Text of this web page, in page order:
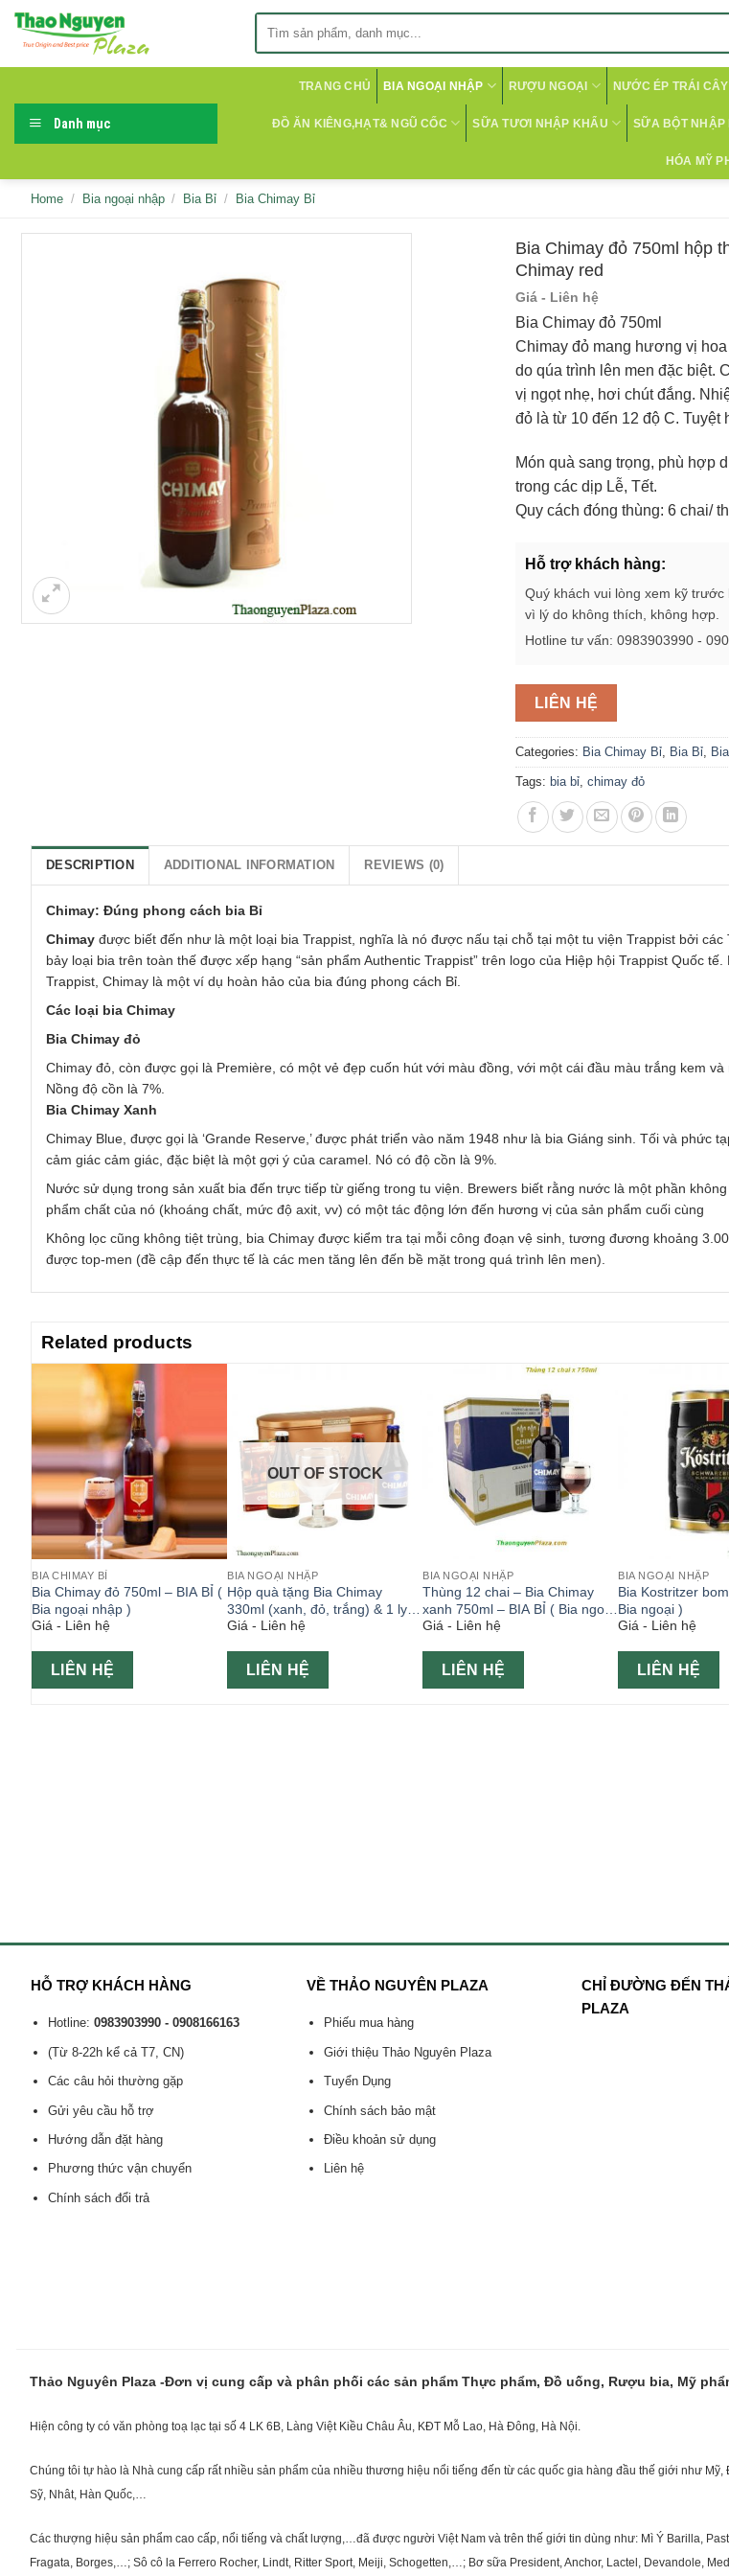
Skip
Danh mục
TRANG CHỦ BIA NGOẠI NHẬP RƯỢU NGOẠI NƯỚC ÉP TRÁI
ĐỒ ĂN KIÊNG,HẠT& NGŨ CỐC SỮA TƯƠI NHẬP KHẨU SỮA BỘT NHẬP
HÓA MỸ
Home / Bia ngoại nhập / Bia Bỉ / Bia Chimay Bỉ
Bia Chimay đỏ 750ml hộp
Chimay red
Giá - Liên hệ
Bia Chimay đỏ 750ml
Chimay đỏ mang hương vị
do qúa trình lên men đặc biệt.
vị ngọt nhẹ, hơi chút đắng.
đỏ là từ 10 đến 12 độ C. Tuyệt
Món quà sang trọng, phù hợp
trong các dịp Lễ, Tết.
Quy cách đóng thùng: 6 chai/
Hỗ trợ khách hàng:
Quý khách vui lòng xem kỹ
vì lý do không thích, không hợp.
Hotline tư vấn: 0983903990 -
LIÊN HỆ
Categories: Bia Chimay Bỉ Bia Bỉ
Tags: bia bỉ chimay đỏ
DESCRIPTION ADDITIONAL INFORMATION REVIEWS (0)
Chimay: Đúng phong cách bia Bỉ
Chimay được biết đến như là một loại bia Trappist, nghĩa là nó được nấu tại chỗ tại một tu viện Trappist bởi
bảy loại bia trên toàn thế được xếp hạng “sản phẩm Authentic Trappist” trên logo của Hiệp hội Trappist Quốc
Trappist, Chimay là một ví dụ hoàn hảo của bia đúng phong cách Bỉ.
Các loại bia Chimay
Bia Chimay đỏ
Chimay đỏ, còn được gọi là Première, có một vẻ đẹp cuốn hút với màu đồng, với một cái đầu màu trắng kem và
Nồng độ cồn là 7%.
Bia Chimay Xanh
Chimay Blue, được gọi là ‘Grande Reserve,’ được phát triển vào năm 1948 như là bia Giáng sinh. Tối và phức
cảm giác cảm giác, đặc biệt là một gợi ý của caramel. Nó có độ cồn là 9%.
Nước sử dụng trong sản xuất bia đến trực tiếp từ giếng trong tu viện. Brewers biết rằng nước là một phần
phẩm chất của nó (khoáng chất, mức độ axit, vv) có một tác động lớn đến hương vị của sản phẩm cuối cùng
Không lọc cũng không tiệt trùng, bia Chimay được kiểm tra tại mỗi công đoạn vệ sinh, tương đương khoảng
được top-men (đề cập đến thực tế là các men tăng lên đến bề mặt trong quá trình lên men).
Related products
BIA CHIMAY BỈ
Bia Chimay đỏ 750ml – BIA BỈ (
Bia ngoại nhập )
Giá - Liên hệ
LIÊN HỆ
OUT OF STOCK
BIA NGOẠI NHẬP
Hộp quà tặng Bia Chimay
330ml (xanh, đỏ, trắng) & 1 ly
Chimay 330ml
Giá - Liên hệ
LIÊN HỆ
BIA NGOẠI NHẬP
Thùng 12 chai – Bia Chimay
xanh 750ml – BIA BỈ ( Bia ngoại
nhập )
Giá - Liên hệ
LIÊN HỆ
BIA NGOẠI NHẬP
Bia Kostritzer
Bia ngoại )
Giá - Liên hệ
LIÊN HỆ
HỖ TRỢ KHÁCH HÀNG
Hotline: 0983903990 - 0908166163
(Từ 8-22h kể cả T7, CN)
Các câu hỏi thường gặp
Gửi yêu cầu hỗ trợ
Hướng dẫn đặt hàng
Phương thức vận chuyển
Chính sách đổi trả
VỀ THẢO NGUYÊN PLAZA
Phiếu mua hàng
Giới thiệu Thảo Nguyên Plaza
Tuyển Dụng
Chính sách bảo mật
Điều khoản sử dụng
Liên hệ
CHỈ ĐƯỜNG ĐẾN
PLAZA
Thảo Nguyên Plaza -Đơn vị cung cấp và phân phối các sản phẩm Thực phẩm, Đồ uống, Rượu bia, Mỹ
Hiện công ty có văn phòng toạ lạc tại số 4 LK 6B, Làng Việt Kiều Châu Âu, KĐT Mỗ Lao, Hà Đông, Hà Nội.
Chúng tôi tự hào là Nhà cung cấp rất nhiều sản phẩm của nhiều thương hiệu nổi tiếng đến từ các quốc gia hàng đầu thế giới như Mỹ,
Sỹ, Nhât, Hàn Quốc,…
Các thượng hiệu sản phẩm cao cấp, nổi tiếng và chất lượng,…đã được người Việt Nam và trên thế giới tin dùng như: Mì Ý Barilla,
Fragata, Borges,…; Sô cô la Ferrero Rocher, Lindt, Ritter Sport, Meiji, Schogetten,…; Bơ sữa President, Anchor, Lactel, Devandole,